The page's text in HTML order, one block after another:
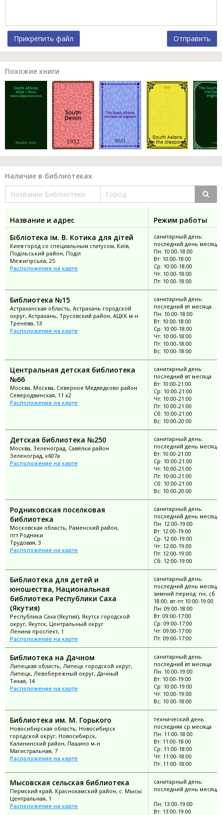
Прикрепить файл Отправить
Похожие книги
Наличие в библиотеках
Название и адрес
Режим работы
Бібліотека ім. В. Котика для дітей
Киев город со специальным статусом, Київ,
Подільський район, Поділ
Межигірська, 25
Расположение на карте
санитарный день:
последний день месяца
Пн: 10:00-18:00
Вт: 10:00-18:00
Ср: 10:00-18:00
Чт: 10:00-18:00
Пт: 10:00-18:00
Библиотека №15
Астраханская область, Астрахань городской
округ, Астрахань, Трусовский район, АЦКК м-н
Тренёва, 13
Расположение на карте
санитарный день:
последний вт месяца
Пн: 10:00-18:00
Вт: 10:00-18:00
Ср: 10:00-18:00
Чт: 10:00-18:00
Пт: 10:00-18:00
Вс: 10:00-18:00
Центральная детская библиотека
№66
Москва, Москва, Северное Медведково район
Северодвинская, 11 к2
Расположение на карте
санитарный день:
последний вт месяца
Вт: 10:00-21:00
Ср: 10:00-21:00
Чт: 10:00-21:00
Пт: 10:00-21:00
Сб: 10:00-21:00
Вс: 10:00-20:00
Детская библиотека №250
Москва, Зеленоград, Савёлки район
Зеленоград, к607а
Расположение на карте
санитарный день:
последний день месяца
Вт: 10:00-21:00
Ср: 10:00-21:00
Чт: 10:00-21:00
Пт: 10:00-21:00
Сб: 10:00-21:00
Вс: 10:00-20:00
Родниковская поселковая
библиотека
Московская область, Раменский район,
пгт Родники
Трудовая, 3
Расположение на карте
санитарный день:
последний день месяца
Пн: 12:00-19:00
Вт: 12:00-19:00
Ср: 12:00-19:00
Чт: 12:00-19:00
Пт: 12:00-19:00
Сб: 12:00-19:00
Библиотека для детей и
юношества, Национальная
библиотека Республики Саха
(Якутия)
Республика Саха (Якутия), Якутск городской
округ, Якутск, Центральный округ
Ленина проспект, 1
Расположение на карте
санитарный день:
последний день месяца;
зимний период: пн, сб
18:00; вт-пт 10:00-19:00
Пн: 09:00-18:00
Вт: 09:00-17:00
Ср: 09:00-17:00
Чт: 09:00-17:00
Пт: 09:00-17:00
Библиотека на Дачном
Липецкая область, Липецк городской округ,
Липецк, Левобережный округ, Дачный
Тихая, 14
Расположение на карте
санитарный день:
последний вт месяца
Пн: 10:00-19:00
Вт: 10:00-19:00
Ср: 10:00-19:00
Чт: 10:00-19:00
Вс: 10:00-18:00
Библиотека им. М. Горького
Новосибирская область, Новосибирск
городской округ, Новосибирск,
Калининский район, Пашино м-н
Магистральная, 7
Расположение на карте
технический день:
последняя ср месяца
Пн: 11:00-18:00
Вт: 11:00-18:00
Ср: 11:00-18:00
Чт: 11:00-18:00
Пт: 11:00-18:00
Мысовская сельская библиотека
Пермский край, Краснокамский район, с. Мысы
Центральная, 1
Расположение на карте
санитарный день:
последний день месяца
Пн: 13:00-19:00
Вт: 13:00-19:00